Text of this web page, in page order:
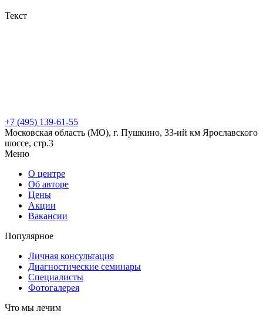
Текст
+7 (495) 139-61-55
Московская область (МО), г. Пушкино, 33-ий км Ярославского
шоссе, стр.3
Меню
О центре
Об авторе
Цены
Акции
Вакансии
Популярное
Личная консультация
Диагностические семинары
Специалисты
Фотогалерея
Что мы лечим